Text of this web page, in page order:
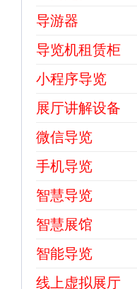
导游器
导览机租赁柜
小程序导览
展厅讲解设备
微信导览
手机导览
智慧导览
智慧展馆
智能导览
线上虚拟展厅